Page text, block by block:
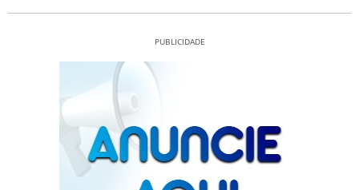
PUBLICIDADE